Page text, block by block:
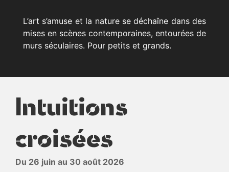
L’art s’amuse et la nature se déchaîne dans des
mises en scènes contemporaines, entourées de
murs séculaires. Pour petits et grands.
Intuitions
croisées
‎Du 26 juin au 30 août 2026